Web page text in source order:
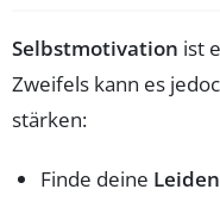
Selbstmotivation ist
Zweifels kann es
stärken:
Finde deine